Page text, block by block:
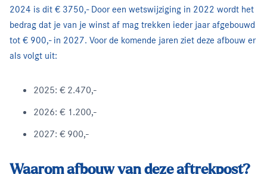
2024 is dit € 3750,- Door een wetswijziging in 2022 wordt het
bedrag dat je van je winst af mag trekken ieder jaar afgebouwd
tot € 900,- in 2027. Voor de komende jaren ziet deze afbouw er
als volgt uit:
2025: € 2.470,-
2026: € 1.200,-
2027: € 900,-
Waarom afbouw van deze aftrekpost?